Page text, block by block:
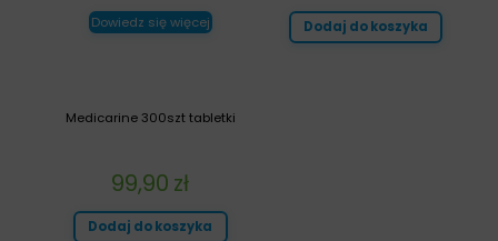
Dodaj do koszyka
Dowiedz się więcej
Medicarine 300szt tabletki
99,90 zł
Dodaj do koszyka